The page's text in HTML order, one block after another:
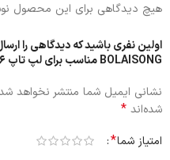
هیچ دیدگاهی برای این محصول
اولین نفری باشید که دیدگاهی را
BOLAISONG مناسب برای لپ تاپ 15.6 رنگ مشکی”
نشانی ایمیل شما منتشر نخواهد
شده‌اند *
امتیاز شما*